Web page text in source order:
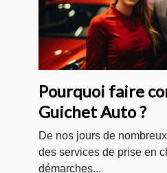
Pourquoi faire
Guichet Auto ?
De nos jours de
des services de prise en
démarches...